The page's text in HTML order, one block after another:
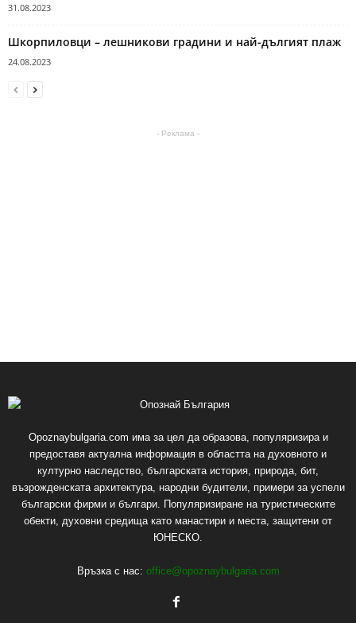
31.08.2023
Шкорпиловци – лешникови градини и най-дългият плаж
24.08.2023
- Реклама -
Opoznaybulgaria.com има за цел да образова, популяризира и
предоставя актуална информация в областта на духовното и
културно наследство, българската история, природа, бит,
възрожденската архитектура, народни будители, примери за успели
български фирми и българи. Популяризиране на туристическите
обекти, духовни средища като манастири и места, защитени от
ЮНЕСКО.
Връзка с нас: office@opoznaybulgaria.com